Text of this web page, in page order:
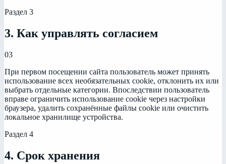
Раздел 3
3. Как управлять согласием
03
При первом посещении сайта пользователь может принять
использование всех необязательных cookie, отклонить их или
выбрать отдельные категории. Впоследствии пользователь
вправе ограничить использование cookie через настройки
браузера, удалить сохранённые файлы cookie или очистить
локальное хранилище устройства.
Раздел 4
4. Срок хранения